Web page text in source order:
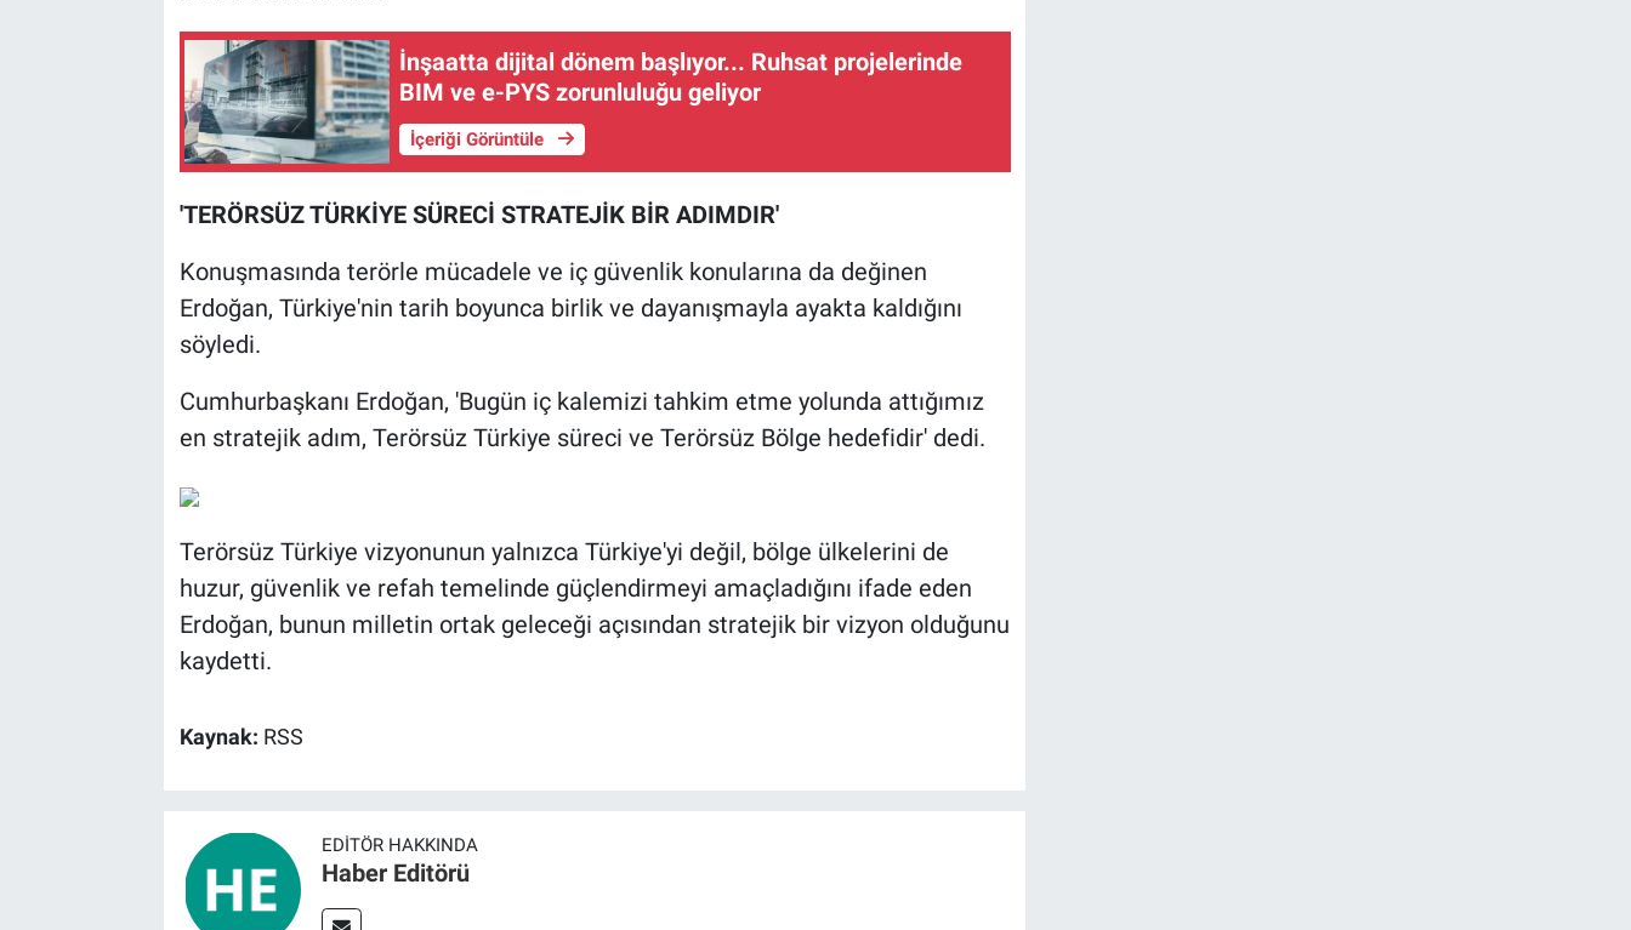
İnşaatta dijital dönem başlıyor... Ruhsat projelerinde
BIM ve e-PYS zorunluluğu geliyor
İçeriği Görüntüle
'TERÖRSÜZ TÜRKİYE SÜRECİ STRATEJİK BİR ADIMDIR'
Konuşmasında terörle mücadele ve iç güvenlik konularına da değinen
Erdoğan, Türkiye'nin tarih boyunca birlik ve dayanışmayla ayakta kaldığını
söyledi.
Cumhurbaşkanı Erdoğan, 'Bugün iç kalemizi tahkim etme yolunda attığımız
en stratejik adım, Terörsüz Türkiye süreci ve Terörsüz Bölge hedefidir' dedi.
Terörsüz Türkiye vizyonunun yalnızca Türkiye'yi değil, bölge ülkelerini de
huzur, güvenlik ve refah temelinde güçlendirmeyi amaçladığını ifade eden
Erdoğan, bunun milletin ortak geleceği açısından stratejik bir vizyon olduğunu
kaydetti.
Kaynak: RSS
EDITÖR HAKKINDA
Haber Editörü